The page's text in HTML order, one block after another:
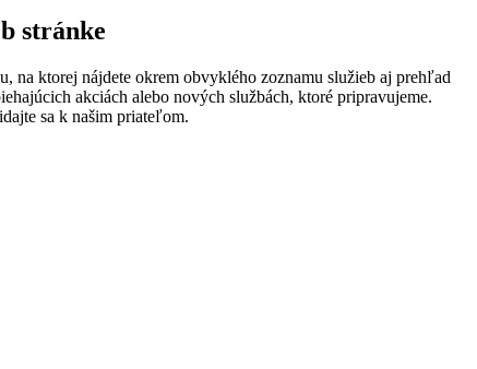
stránke
na ktorej nájdete okrem obvyklého zoznamu služieb aj prehľad
akciách alebo nových službách, ktoré pripravujeme.
sa k našim priateľom.